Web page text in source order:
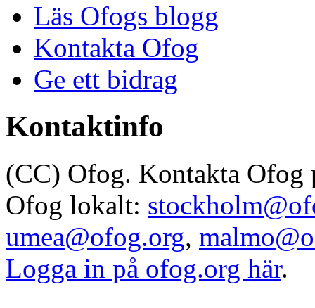
Läs Ofogs blogg
Kontakta Ofog
Ge ett bidrag
Kontaktinfo
(CC) Ofog. Kontakta Ofog
Ofog lokalt:
umea@ofog.org,
Logga in på ofog.org här.